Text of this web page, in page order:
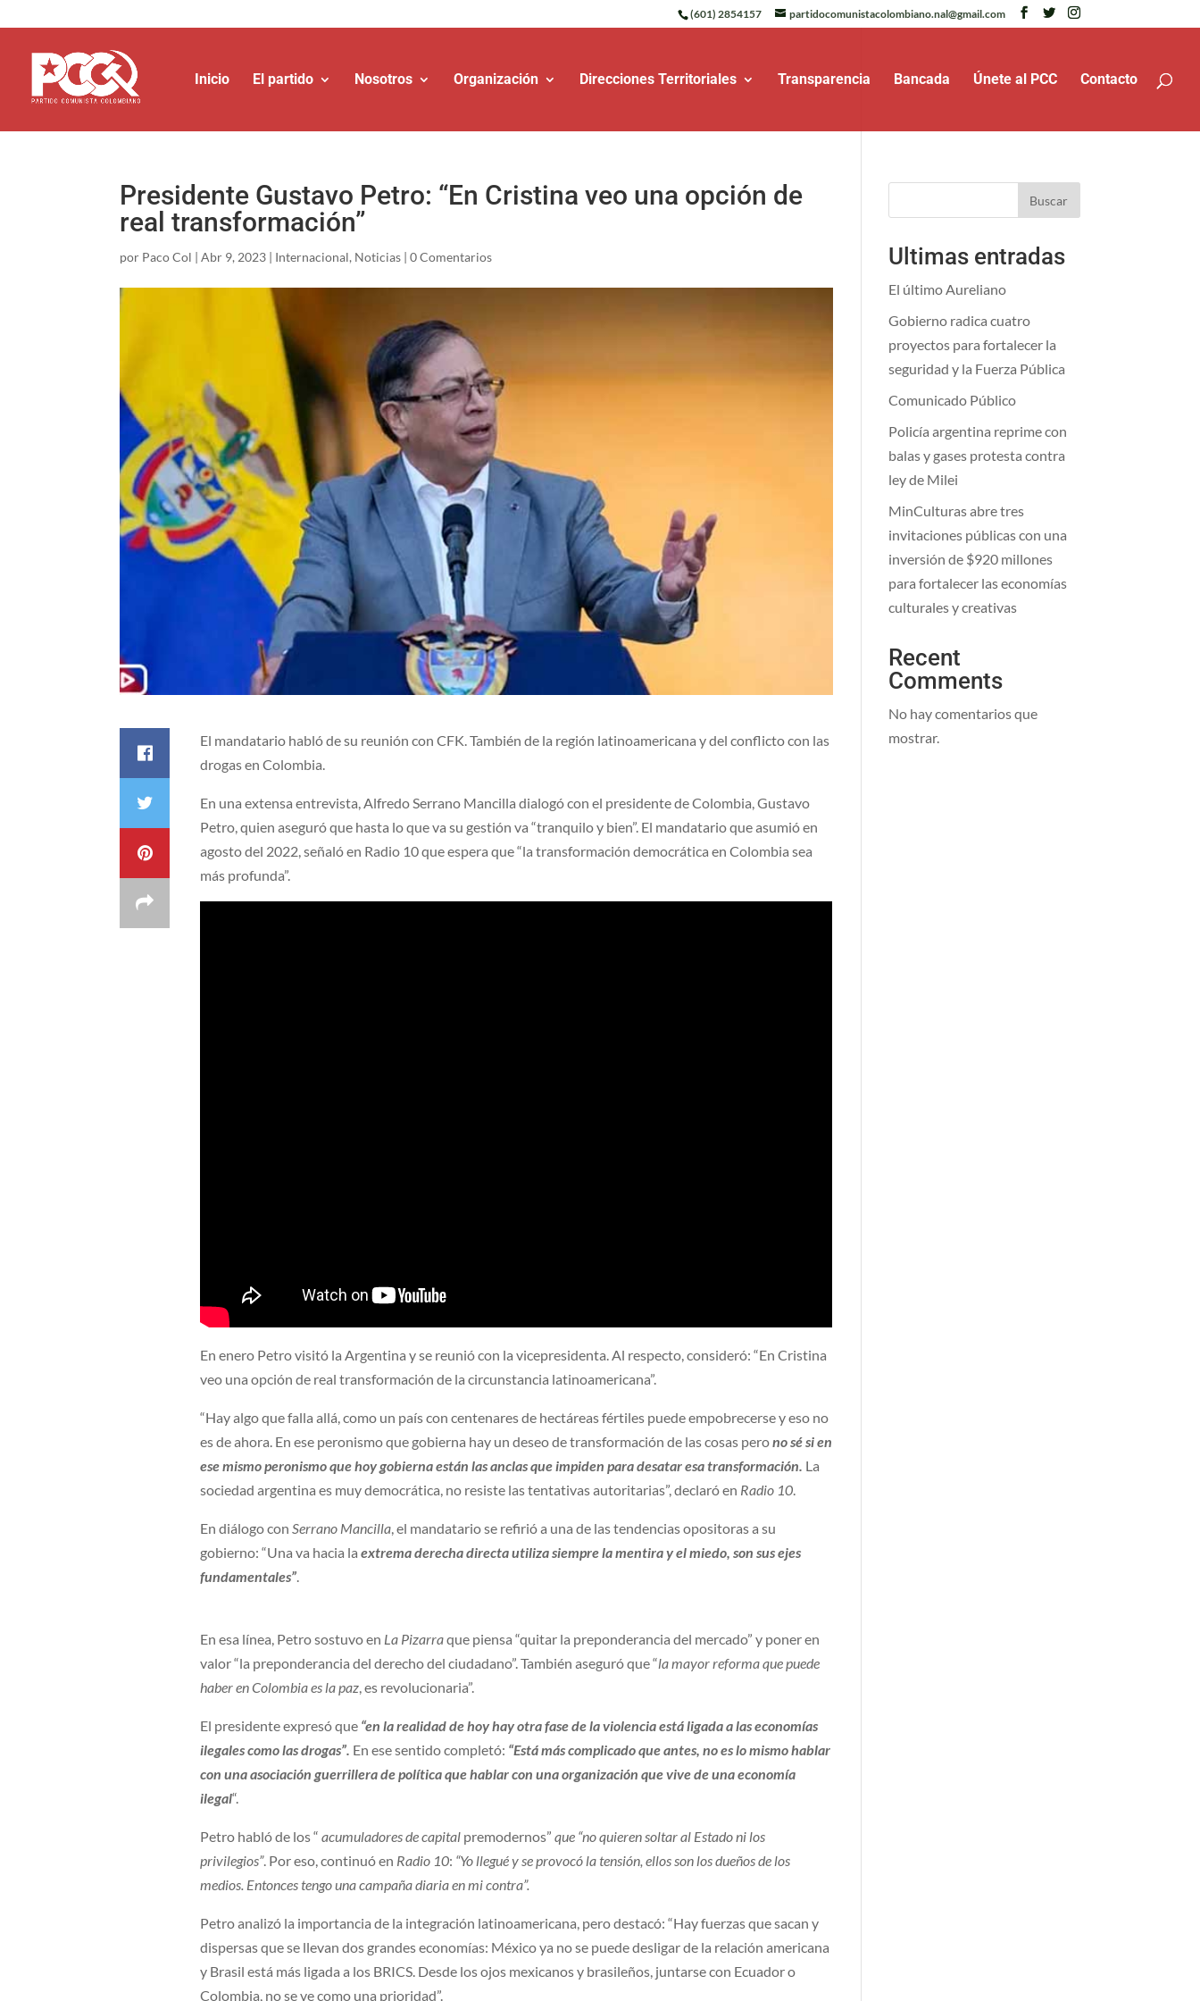
(601) 2854157 partidocomunistacolombiano.nal@gmail.com
Inicio El partido Nosotros Organización Direcciones Territoriales Transparencia Bancada Únete al PCC Contacto
Presidente Gustavo Petro: “En Cristina veo una opción de
real transformación”
por Paco Col |Abr 9, 2023 | Internacional, Noticias |0 Comentarios
El mandatario habló de su reunión con CFK. También de la región latinoamericana y del conflicto con las
drogas en Colombia.
En una extensa entrevista, Alfredo Serrano Mancilla dialogó con el presidente de Colombia, Gustavo
Petro, quien aseguró que hasta lo que va su gestión va “tranquilo y bien”. El mandatario que asumió en
agosto del 2022, señaló en Radio 10 que espera que “la transformación democrática en Colombia sea
más profunda”.
En enero Petro visitó la Argentina y se reunió con la vicepresidenta. Al respecto, consideró: “En Cristina
veo una opción de real transformación de la circunstancia latinoamericana”.
“Hay algo que falla allá, como un país con centenares de hectáreas fértiles puede empobrecerse y eso no
es de ahora. En ese peronismo que gobierna hay un deseo de transformación de las cosas perono sé si en
ese mismo peronismo que hoy gobierna están las anclas que impiden para desatar esa transformación. La
sociedad argentina es muy democrática, no resiste las tentativas autoritarias”, declaró en Radio 10
En diálogo con Serrano Mancilla , el mandatario se refirió a una de las tendencias opositoras a su
gobierno: “Una va hacia laextrema derecha directa utiliza siempre la mentira y el miedo, son sus ejes
fundamentales”
En esa línea, Petro sostuvo en La Pizarraque piensa “quitar la preponderancia del mercado” y poner en
valor “la preponderancia del derecho del ciudadano”. También aseguró que “la mayor reforma que puede
haber en Colombia es la paz , es revolucionaria”.
El presidente expresó que “en la realidad de hoy hay otra fase de la violencia está ligada a las economías
ilegales como las drogas”. En ese sentido completó: “Está más complicado que antes, no es lo mismo hablar
con una asociación guerrillera de política que hablar con una organización que vive de una economía
ilegal“.
Petro habló de los “ acumuladores de capital premodernos” que “no quieren soltar al Estado ni los
privilegios”. Por eso, continuó en Radio 10: “Yo llegué y se provocó la tensión, ellos son los dueños de los
medios. Entonces tengo una campaña diaria en mi contra”.
Petro analizó la importancia de la integración latinoamericana, pero destacó: “Hay fuerzas que sacan y
dispersas que se llevan dos grandes economías: México ya no se puede desligar de la relación americana
y Brasil está más ligada a los BRICS. Desde los ojos mexicanos y brasileños, juntarse con Ecuador o
Colombia, no se ve como una prioridad”.
Buscar
Ultimas entradas
El último Aureliano
Gobierno radica cuatro
proyectos para fortalecer la
seguridad y la Fuerza Pública
Comunicado Público
Policía argentina reprime con
balas y gases protesta contra
ley de Milei
MinCulturas abre tres
invitaciones públicas con una
inversión de $920 millones
para fortalecer las economías
culturales y creativas
Recent
Comments
No hay comentarios que
mostrar.